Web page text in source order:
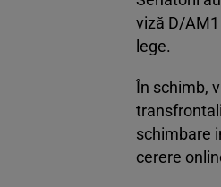
viză D/
lege.
În schimb,
schimbare
cerere